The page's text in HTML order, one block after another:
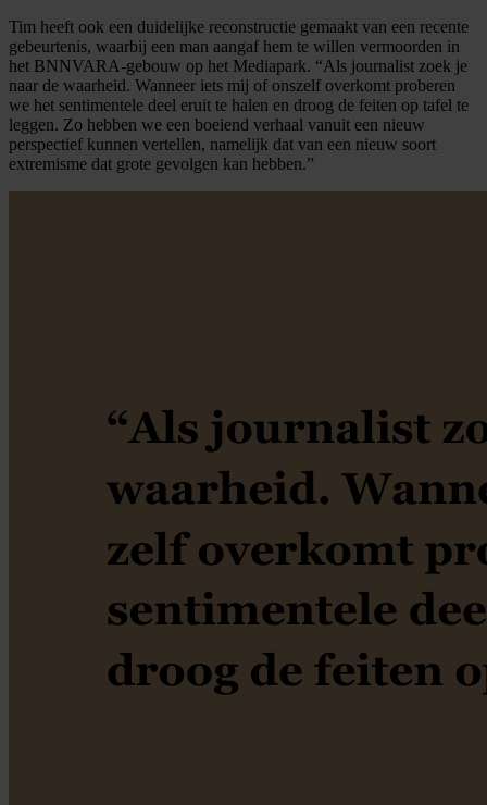
Tim heeft ook een duidelijke reconstructie gemaakt van een recente
gebeurtenis, waarbij een man aangaf hem te willen vermoorden in
het BNNVARA-gebouw op het Mediapark. “Als journalist zoek je
naar de waarheid. Wanneer iets mij of onszelf overkomt proberen
we het sentimentele deel eruit te halen en droog de feiten op tafel te
leggen. Zo hebben we een boeiend verhaal vanuit een nieuw
perspectief kunnen vertellen, namelijk dat van een nieuw soort
extremisme dat grote gevolgen kan hebben.”